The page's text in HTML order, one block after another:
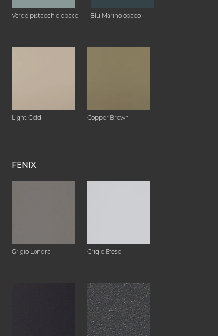
Verde pistacchio opaco Blu Marino opaco
Light Gold Copper Brown
FENIX
Grigio Londra Grigio Efeso